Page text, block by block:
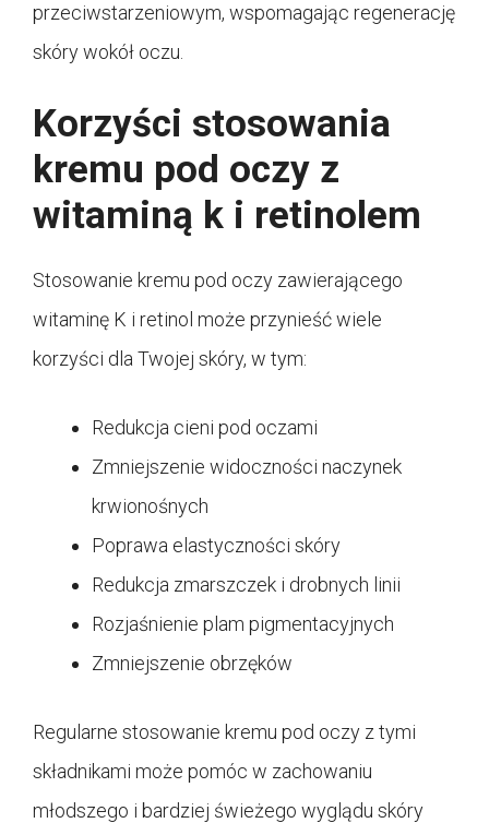
przeciwstarzeniowym, wspomagając regenerację
skóry wokół oczu.
Korzyści stosowania
kremu pod oczy z
witaminą k i retinolem
Stosowanie kremu pod oczy zawierającego
witaminę K i retinol może przynieść wiele
korzyści dla Twojej skóry, w tym:
Redukcja cieni pod oczami
Zmniejszenie widoczności naczynek
krwionośnych
Poprawa elastyczności skóry
Redukcja zmarszczek i drobnych linii
Rozjaśnienie plam pigmentacyjnych
Zmniejszenie obrzęków
Regularne stosowanie kremu pod oczy z tymi
składnikami może pomóc w zachowaniu
młodszego i bardziej świeżego wyglądu skóry